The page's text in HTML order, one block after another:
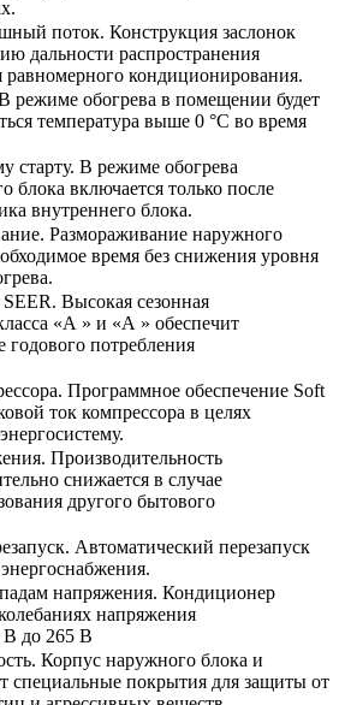
поток. Конструкция заслонок
дальности распространения
равномерного кондиционирования.
режиме обогрева в помещении будет
температура выше 0 °С во время
старту. В режиме обогрева
блока включается только после
внутреннего блока.
Размораживание наружного
время без снижения уровня
Высокая сезонная
«А » и «А » обеспечит
годового потребления
Программное обеспечение Soft
ток компрессора в целях
Производительность
снижается в случае
другого бытового
Автоматический перезапуск
напряжения. Кондиционер
напряжения
В до 265 В
Корпус наружного блока и
специальные покрытия для защиты от